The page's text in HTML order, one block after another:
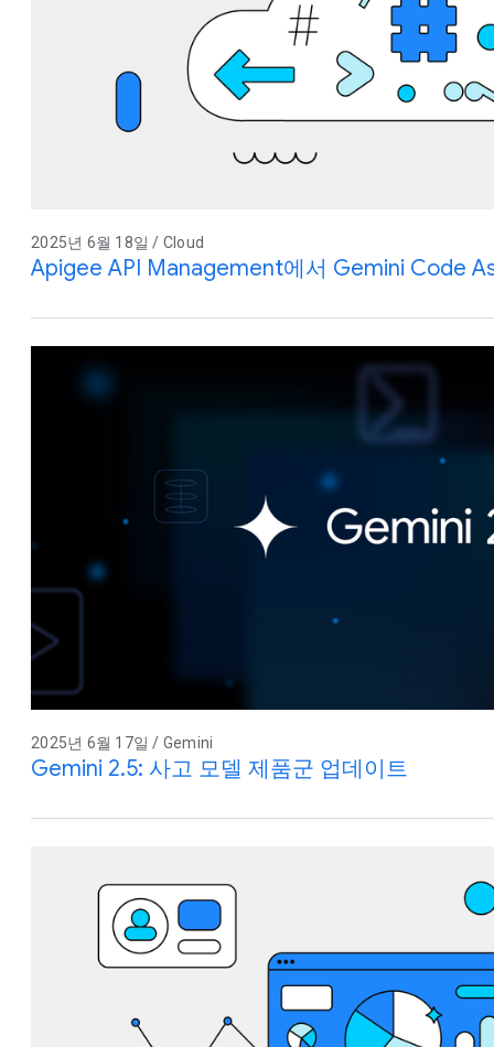
2025년 6월 18일 / Cloud
Apigee API Management에서 Gemini Code
2025년 6월 17일 / Gemini
Gemini 2.5: 사고 모델 제품군 업데이트